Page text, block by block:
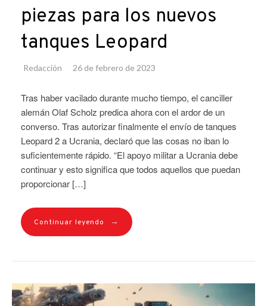
piezas para los nuevos
tanques Leopard
Redacción 26 de febrero de 2023
Tras haber vacilado durante mucho tiempo, el canciller
alemán Olaf Scholz predica ahora con el ardor de un
converso. Tras autorizar finalmente el envío de tanques
Leopard 2 a Ucrania, declaró que las cosas no iban lo
suficientemente rápido. “El apoyo militar a Ucrania debe
continuar y esto significa que todos aquellos que puedan
proporcionar […]
Continuar leyendo →